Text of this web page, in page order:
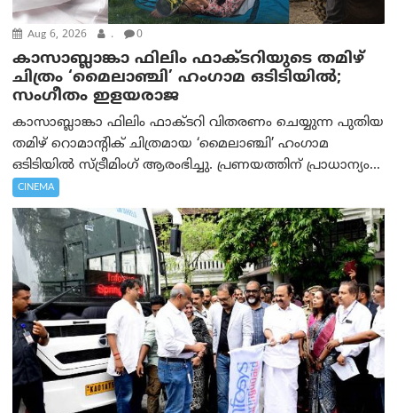
Aug 6, 2026 . 0
കാസാബ്ലാങ്കാ ഫിലിം ഫാക്ടറിയുടെ തമിഴ്
ചിത്രം ‘മൈലാഞ്ചി’ ഹംഗാമ ഒടിടിയിൽ;
സംഗീതം ഇളയരാജ
കാസാബ്ലാങ്കാ ഫിലിം ഫാക്ടറി വിതരണം ചെയ്യുന്ന പുതിയ
തമിഴ് റൊമാന്റിക് ചിത്രമായ ‘മൈലാഞ്ചി’ ഹംഗാമ
ഒടിടിയിൽ സ്ട്രീമിംഗ് ആരംഭിച്ചു. പ്രണയത്തിന് പ്രാധാന്യം...
CINEMA